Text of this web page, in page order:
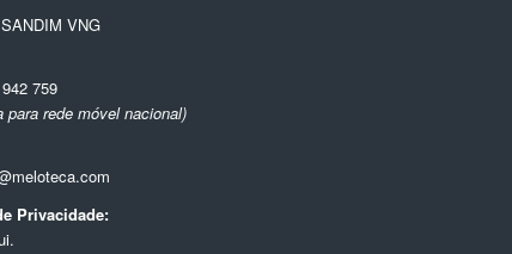
VNG
759
para rede móvel nacional)
Privacidade: